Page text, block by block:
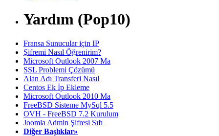
Yardım (Pop10)
Fransa Sunucular için IP
Şifremi Nasıl Öğrenirim?
Microsoft Outlook 2007 Ma
SSL Problemi Çözümü
Alan Adı Transferi Nasıl
Centos Ek İp Ekleme
Microsoft Outlook 2010 Ma
FreeBSD Sisteme MySql 5.5
OVH - FreeBSD 7.2 Kurulum
Joomla Admin Şifresi Sıfı
Diğer Başlıklar»